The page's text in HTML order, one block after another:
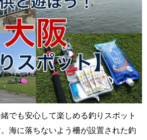
でも安心して楽しめる釣りスポット
海に落ちないよう柵が設置された釣